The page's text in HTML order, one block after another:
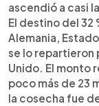
ascendió a casi
El destino del
Alemania,
se lo repartieron
Unido. El monto
poco más de 23
la cosecha fue